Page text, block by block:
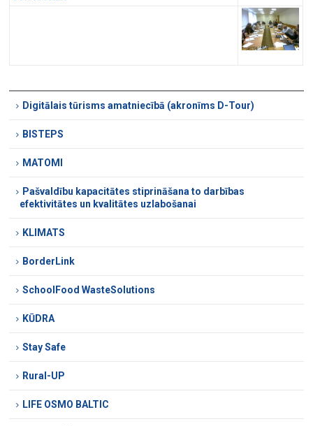
Digitālais tūrisms amatniecībā (akronīms D-Tour)
BISTEPS
MATOMI
Pašvaldību kapacitātes stiprināšana to darbības
efektivitātes un kvalitātes uzlabošanai
KLIMATS
BorderLink
SchoolFood WasteSolutions
KŪDRA
Stay Safe
Rural-UP
LIFE OSMO BALTIC